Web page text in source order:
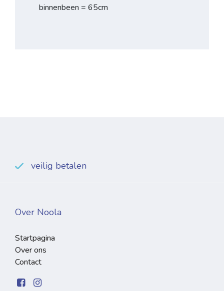
binnenbeen = 65cm
veilig betalen
Over Noola
Startpagina
Over ons
Contact